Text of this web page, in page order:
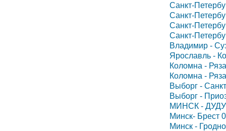
Санкт-
Санкт-
Санкт-
Санкт-
Владимир -
Ярославль -
Коломна -
Коломна -
Выборг -
Выборг -
МИНСК -
Минск- Брест
Минск -